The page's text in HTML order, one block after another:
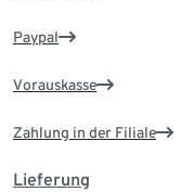
Paypal
Vorauskasse
Zahlung in der Filiale
Lieferung